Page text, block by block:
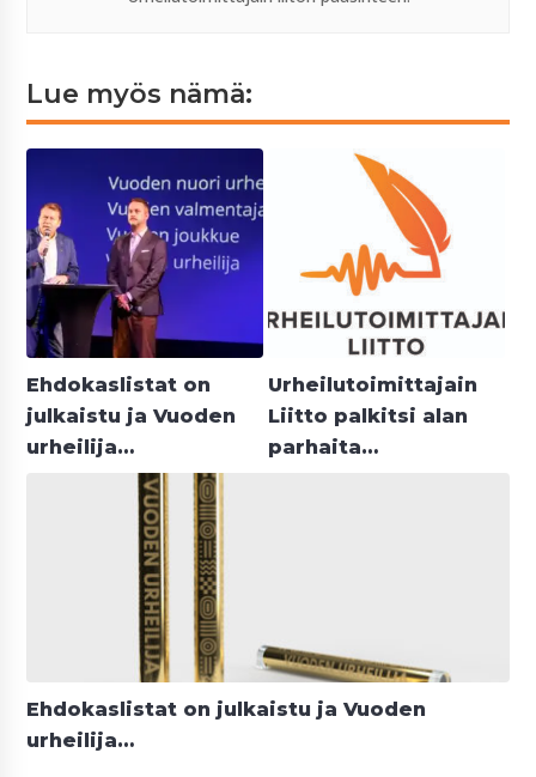
Lue myös nämä:
Ehdokaslistat on
julkaistu ja Vuoden
urheilija…
Urheilutoimittajain
Liitto palkitsi alan
parhaita…
Ehdokaslistat on julkaistu ja Vuoden
urheilija…